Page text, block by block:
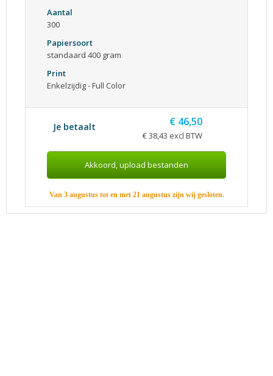
Aantal
300
Papiersoort
standaard 400 gram
Print
Enkelzijdig - Full Color
Je betaalt € 46,50
€ 38,43 excl BTW
Van 3 augustus tot en met 21 augustus zijn wij gesloten.